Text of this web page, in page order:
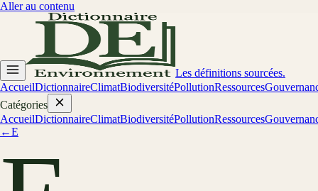
Aller au contenu
Les définitions sourcées.
AccueilDictionnaireClimatBiodiversitéPollutionRessources
Catégories
AccueilDictionnaireClimatBiodiversitéPollutionRessources
←E